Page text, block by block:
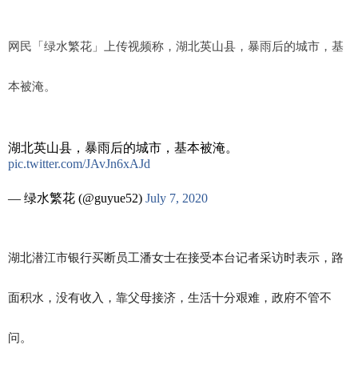
网民「绿水繁花」上传视频称， 湖北英山县，暴雨后的城市，基
本被淹。
湖北英山县，暴雨后的城市，基本被淹。
pic.twitter.com/JAvJn6xAJd
— 绿水繁花 (@guyue52) July 7, 2020
湖北潜江市银行买断员工潘女士在接受本台记者采访时表示，路
面积水，没有收入，靠父母接济，生活十分艰难，政府不管不
问。